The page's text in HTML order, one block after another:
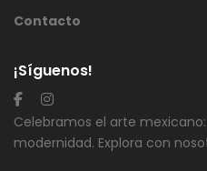
Contacto
¡Síguenos!
Celebramos el arte
modernidad. Explora con